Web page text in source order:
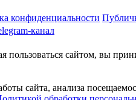
конфиденциальности
канал
пользоваться сайтом, вы
сайта, анализа